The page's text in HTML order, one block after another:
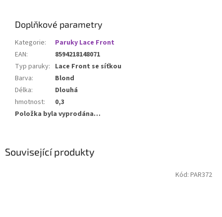
Související produkty
Kód: PAR372
Doplňkové parametry
Kategorie:
Paruky Lace Front
EAN:
8594218148071
Typ paruky: Lace Front se síťkou
Barva:
Blond
Délka:
Dlouhá
hmotnost:
0,3
Položka byla vyprodána…